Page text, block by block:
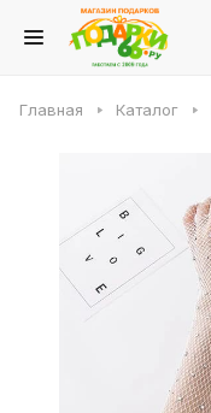
Главная Каталог